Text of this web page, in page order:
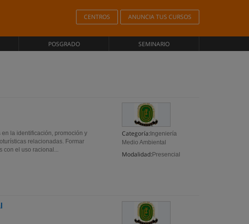
CENTROS ANUNCIA TUS CURSOS
POSGRADO SEMINARIO
Categoría: Ingeniería
Medio Ambiental
Modalidad: Presencial
la identificación, promoción y
relacionadas. Formar
con el uso racional...